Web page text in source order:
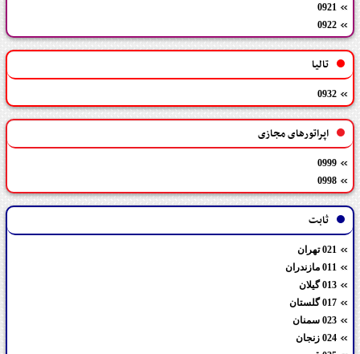
0921
0922
تالیا
0932
اپراتورهای مجازی
0999
0998
ثابت
021 تهران
011 مازندران
013 گیلان
017 گلستان
023 سمنان
024 زنجان